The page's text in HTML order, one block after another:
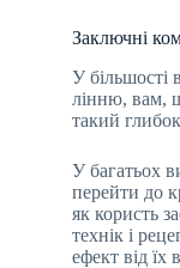
Заключні
У більшості
лінню, вам,
такий
У багатьох
перейти до
як користь
технік і
ефект від їх